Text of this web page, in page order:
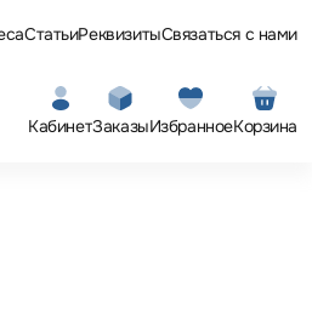
СтатьиРеквизитыСвязаться с нами
КабинетЗаказыИзбранноеКорзина